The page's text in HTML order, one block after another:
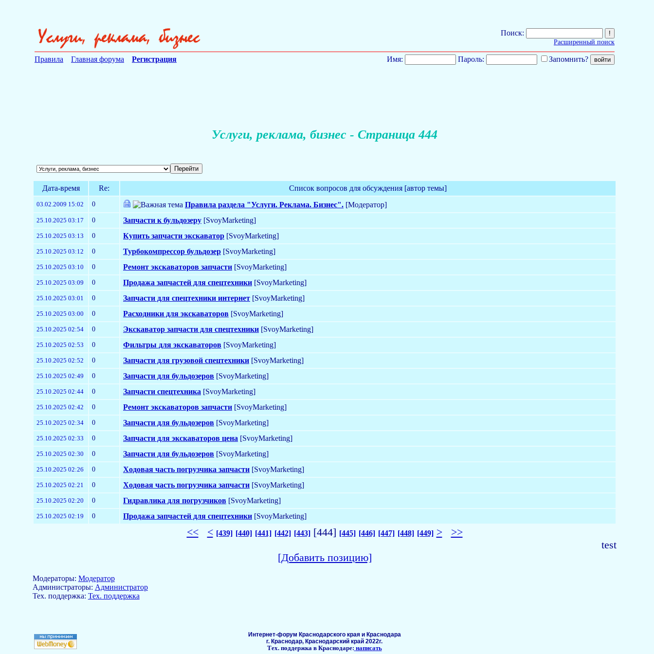
Поиск:
Расширенный поиск
Правила Главная форума Регистрация Имя: Пароль: Запомнить?
Услуги, реклама, бизнес - Страница 444
Дата-время Re: Список вопросов для обсуждения [автор темы]
03.02.2009 15:02 0 Правила раздела "Услуги. Реклама. Бизнес". [Модератор]
25.10.2025 03:17 0 Запчасти к бульдозеру [SvoyMarketing]
25.10.2025 03:13 0 Купить запчасти экскаватор [SvoyMarketing]
25.10.2025 03:12 0 Турбокомпрессор бульдозер [SvoyMarketing]
25.10.2025 03:10 0 Ремонт экскаваторов запчасти [SvoyMarketing]
25.10.2025 03:09 0 Продажа запчастей для спецтехники [SvoyMarketing]
25.10.2025 03:01 0 Запчасти для спецтехники интернет [SvoyMarketing]
25.10.2025 03:00 0 Расходники для экскаваторов [SvoyMarketing]
25.10.2025 02:54 0 Экскаватор запчасти для спецтехники [SvoyMarketing]
25.10.2025 02:53 0 Фильтры для экскаваторов [SvoyMarketing]
25.10.2025 02:52 0 Запчасти для грузовой спецтехники [SvoyMarketing]
25.10.2025 02:49 0 Запчасти для бульдозеров [SvoyMarketing]
25.10.2025 02:44 0 Запчасти спецтехника [SvoyMarketing]
25.10.2025 02:42 0 Ремонт экскаваторов запчасти [SvoyMarketing]
25.10.2025 02:34 0 Запчасти для бульдозеров [SvoyMarketing]
25.10.2025 02:33 0 Запчасти для экскаваторов цена [SvoyMarketing]
25.10.2025 02:30 0 Запчасти для бульдозеров [SvoyMarketing]
25.10.2025 02:26 0 Ходовая часть погрузчика запчасти [SvoyMarketing]
25.10.2025 02:21 0 Ходовая часть погрузчика запчасти [SvoyMarketing]
25.10.2025 02:20 0 Гидравлика для погрузчиков [SvoyMarketing]
25.10.2025 02:19 0 Продажа запчастей для спецтехники [SvoyMarketing]
<< < [439] [440] [441] [442] [443][444] [445] [446] [447] [448] [449] >
>>
test
[Добавить позицию]
Модераторы: Модератор
Aдминистраторы: Администратор
Тех. поддержка: Тех. поддержка
Интернет-форум Краснодарского края и Краснодара
г. Краснодар, Краснодарский край 2022г.
Тех. поддержка в Краснодаре: написать